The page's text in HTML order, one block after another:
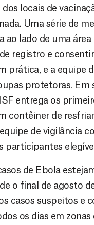
locais de
Uma série de
ao lado de uma área
registro e
prática, e a equipe
protetoras. Em
entrega os
contêiner de
de vigilância
participantes
de Ebola
o final de agosto
casos suspeitos e
os dias em zonas